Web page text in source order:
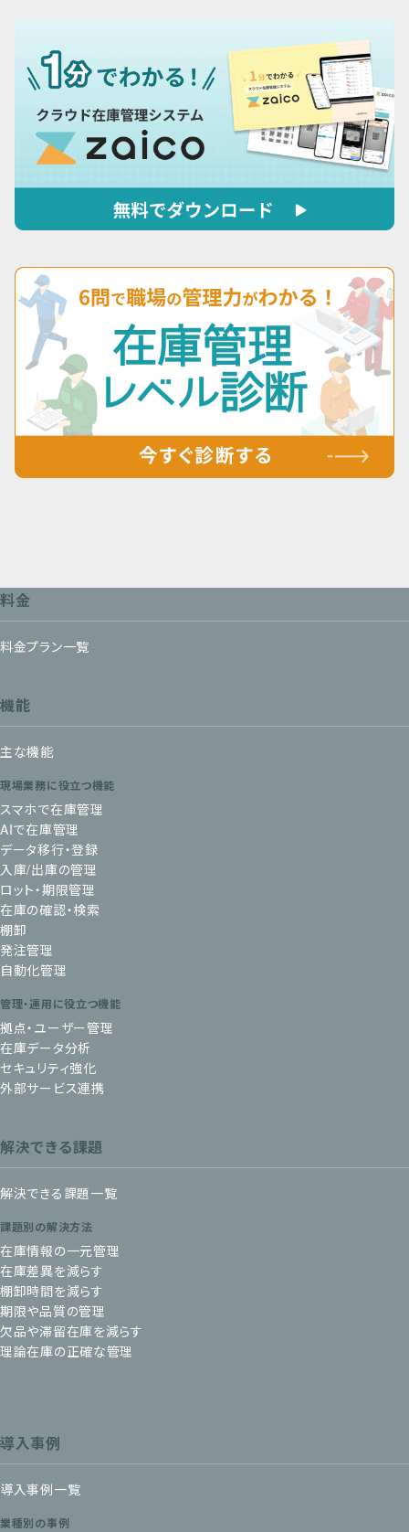
料金
料金プラン一覧
機能
主な機能
現場業務に役立つ機能
スマホで在庫管理
AIで在庫管理
データ移行・登録
入庫/出庫の管理
ロット・期限管理
在庫の確認・検索
棚卸
発注管理
自動化管理
管理・運用に役立つ機能
拠点・ユーザー管理
在庫データ分析
セキュリティ強化
外部サービス連携
解決できる課題
解決できる課題一覧
課題別の解決方法
在庫情報の一元管理
在庫差異を減らす
棚卸時間を減らす
期限や品質の管理
欠品や滞留在庫を減らす
理論在庫の正確な管理
導入事例
導入事例一覧
業種別の事例